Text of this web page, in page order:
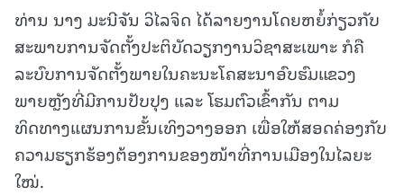
ທ່ານ ນາງ ມະນີຈັນ ວິໄລຈິດ ໄດ້ລາຍງານໂດຍຫຍໍ້ກ່ຽວກັບ
ສະພາບການຈັດຕັ້ງປະຕິບັດວຽກງານວິຊາສະເພາະ ກໍຄື
ລະບົບການຈັດຕັ້ງພາຍໃນຄະນະໂຄສະນາອົບຮົມແຂວງ
ພາຍຫຼັງທີ່ມີການປັບປຸງ ແລະ ໂຮມຕົວເຂົ້າກັນ ຕາມ
ທິດທາງແຜນການຂັ້ນເທິງວາງອອກ ເພື່ອໃຫ້ສອດຄ່ອງກັບ
ຄວາມຮຽກຮ້ອງຕ້ອງການຂອງໜ້າທີ່ການເມືອງໃນໄລຍະ
ໃໝ່.